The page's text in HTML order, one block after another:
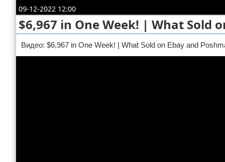
09-12-2022 12:00
$6,967 in One Week! | What Sold
Видео: $6,967 in One Week! | What Sold on Ebay and